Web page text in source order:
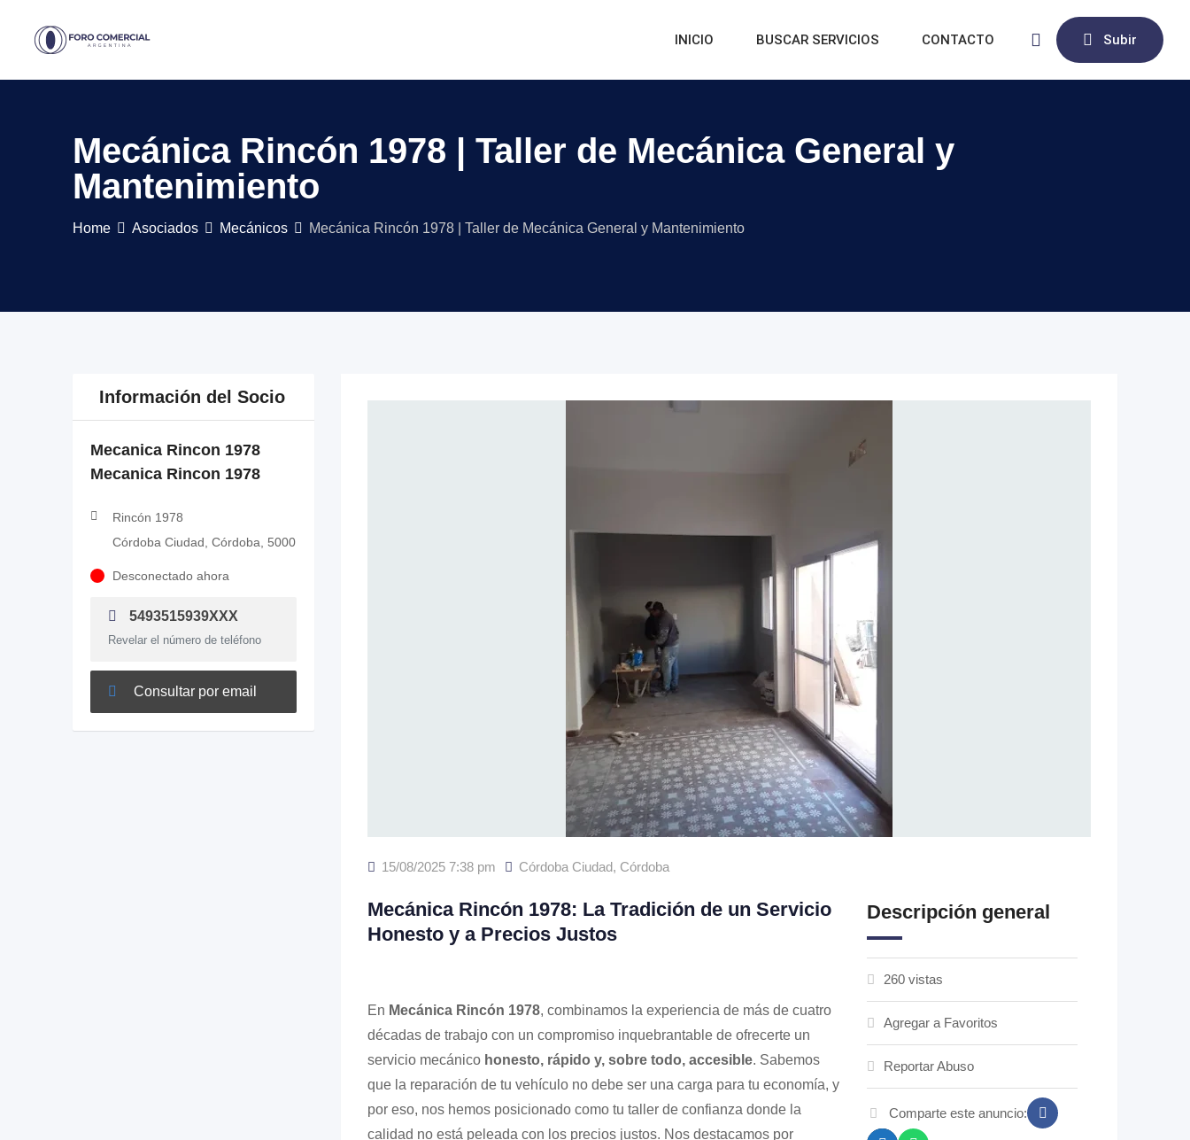
Subir
INICIO BUSCAR SERVICIOS CONTACTO
Mecánica Rincón 1978 | Taller de Mecánica General y
Mantenimiento
Home Asociados Mecánicos Mecánica Rincón 1978 | Taller de Mecánica General y Mantenimiento
Información del Socio
Mecanica Rincon 1978
Mecanica Rincon 1978
Rincón 1978
Córdoba Ciudad, Córdoba, 5000
Desconectado ahora
5493515939XXX
Revelar el número de teléfono
Consultar por email
15/08/2025 7:38 pm Córdoba Ciudad, Córdoba
Mecánica Rincón 1978: La Tradición de un Servicio
Honesto y a Precios Justos
En Mecánica Rincón 1978, combinamos la experiencia de más de cuatro
décadas de trabajo con un compromiso inquebrantable de ofrecerte un
servicio mecánico honesto, rápido y, sobre todo, accesible. Sabemos
que la reparación de tu vehículo no debe ser una carga para tu economía, y
por eso, nos hemos posicionado como tu taller de confianza donde la
calidad no está peleada con los precios justos. Nos destacamos por
Descripción general
260 vistas
Agregar a Favoritos
Reportar Abuso
Comparte este anuncio: